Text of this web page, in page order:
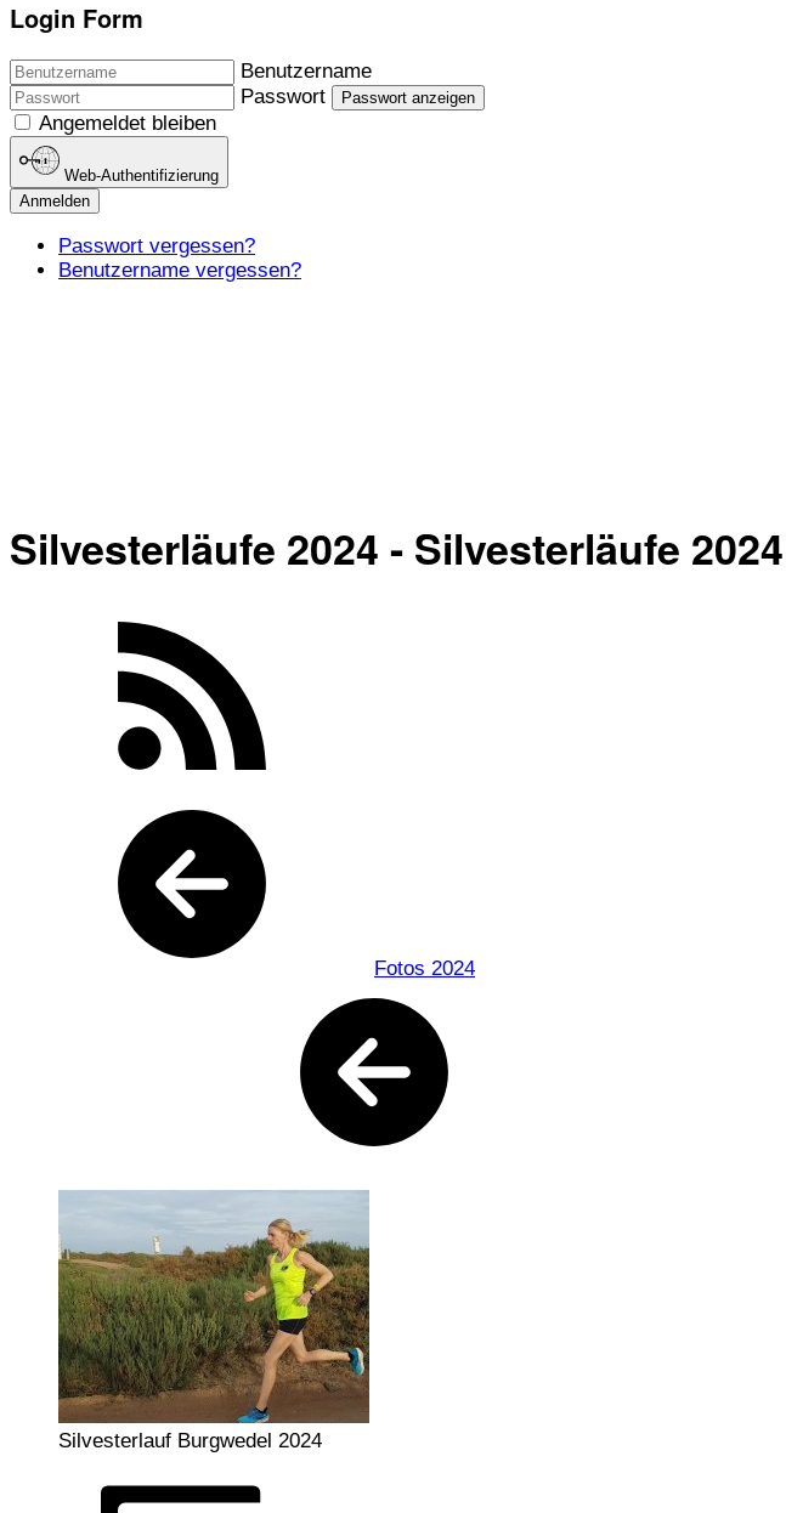
Login Form
Benutzername
Passwort
Passwort anzeigen
Angemeldet bleiben
Web-Authentifizierung
Anmelden
Passwort vergessen?
Benutzername vergessen?
Silvesterläufe 2024 - Silvesterläufe 2024
Fotos 2024
Silvesterlauf Burgwedel 2024